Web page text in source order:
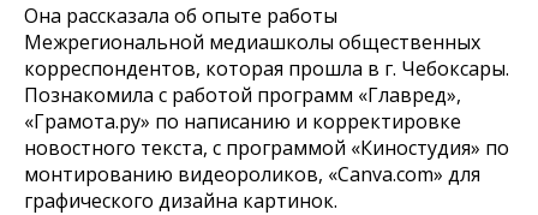
Она рассказала об опыте работы
Межрегиональной медиашколы общественных
корреспондентов, которая прошла в г. Чебоксары.
Познакомила с работой программ «Главред»,
«Грамота.ру» по написанию и корректировке
новостного текста, с программой «Киностудия» по
монтированию видеороликов, «Canva.com» для
графического дизайна картинок.